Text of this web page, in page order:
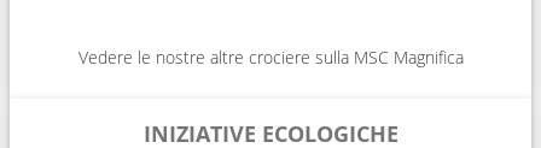
Vedere le nostre altre crociere sulla MSC Magnifica
INIZIATIVE ECOLOGICHE